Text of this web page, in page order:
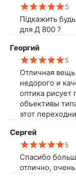
5
Підкажить
для Д 800 ?
Георгий
5
Отличная
недорого и
оптика
объективы
этот
Покупкой
Сергей
5
Спасибо
отлично,